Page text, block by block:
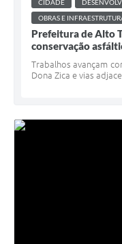
CIDADE
OBRAS E
Prefeitura de Alto
conservação
Trabalhos avançam
Dona Zica e vias